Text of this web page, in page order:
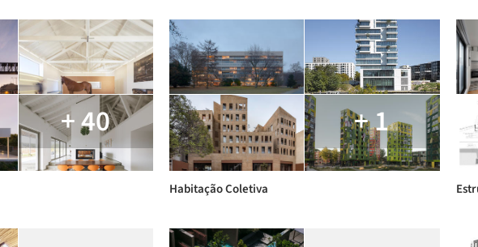
+ 40 + 1
Habitação Coletiva